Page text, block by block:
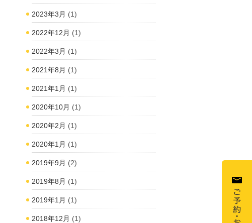
2023年3月 (1)
2022年12月 (1)
2022年3月 (1)
2021年8月 (1)
2021年1月 (1)
2020年10月 (1)
2020年2月 (1)
2020年1月 (1)
2019年9月 (2)
2019年8月 (1)
2019年1月 (1)
2018年12月 (1)